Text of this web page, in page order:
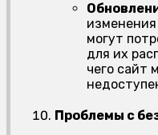
могут
для их
чего сайт
Проблемы с